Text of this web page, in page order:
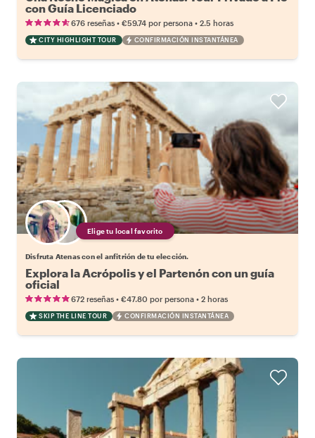
con Guía Licenciado
676 reseñas • €59.74 por persona • 2.5 horas
CITY HIGHLIGHT TOUR CONFIRMACIÓN INSTANTÁNEA
Elige tu local favorito
Disfruta Atenas con el anfitrión de tu elección.
Explora la Acrópolis y el Partenón con un guía
oficial
672 reseñas • €47.80 por persona • 2 horas
SKIP THE LINE TOUR CONFIRMACIÓN INSTANTÁNEA